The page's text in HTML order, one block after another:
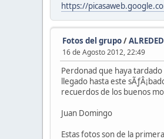
https://
Fotos del grupo/
16 de Agosto 2012, 22:49
Perdonad que haya
llegado hasta este
recuerdos de los buenos
Juan Domingo
Estas fotos son de la